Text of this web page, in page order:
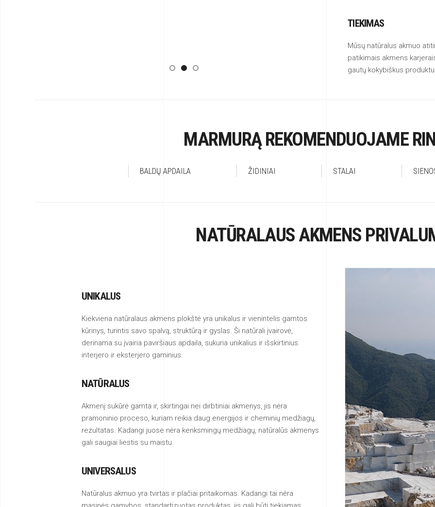
TIEKIMAS
Mūsų natūralus akmuo
patikimais akmens
gautų kokybiškus
MARMURĄ REKOMENDUOJAME
BALDŲ APDAILA ŽIDINIAI STALAI
NATŪRALAUS AKMENS
UNIKALUS
Kiekviena natūralaus akmens plokštė yra unikalus ir vienintelis gamtos
kūrinys, turintis savo spalvą, struktūrą ir gyslas. Ši natūrali įvairovė,
derinama su įvairia paviršiaus apdaila, sukuria unikalius ir išskirtinius
interjero ir eksterjero gaminius.
NATŪRALUS
Akmenį sukūrė gamta ir, skirtingai nei dirbtiniai akmenys, jis nėra
pramoninio proceso, kuriam reikia daug energijos ir cheminių medžiagų,
rezultatas. Kadangi juose nėra kenksmingų medžiagų, natūralūs akmenys
gali saugiai liestis su maistu.
UNIVERSALUS
Natūralus akmuo yra tvirtas ir plačiai pritaikomas. Kadangi tai nėra